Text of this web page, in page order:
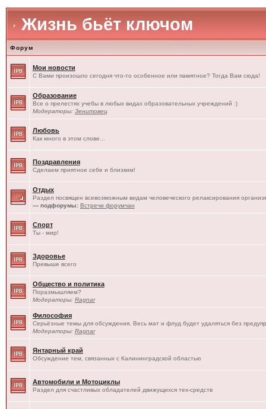
Жизнь бьёт ключом
Форум
Мои новости
С Вами произошло сегодня что-то особенное или памятное? Тогда Вам сюда!
Образование
Все о прелестях учебы в любых видах образовательных учреждений :)
Модераторы: Зенитовец
Любовь
Как много в этом слове...
Поздравления
Сделаем приятное себе и близким!
Отдых
Раздел посвящен всевозможным видам человеческого релаксирования
— подфорумы: Встречи форумчан
Спорт
Ты - мир!
Здоровье
Превыше всего
Общество и политика
Поразмышляем?
Модераторы: Ragnar
Философия
Серьёзные темы для обсуждения. Весь мат и флуд будет удаляться без
Модераторы: Ragnar
Янтарный край
Обсуждение тем, связанных с Калининградской областью
Автомобили и Мотоциклы
Раздел для счастливых обладателей движущихся тех-средств